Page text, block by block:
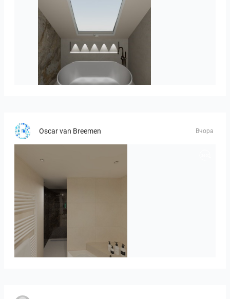
Hofman_J-01
Oscar van Breemen Вчора
Badkamerhuis